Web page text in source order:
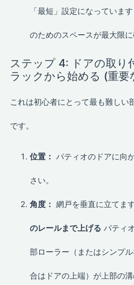
「最短」設定になっていま
のためのスペースが最大限に
ステップ 4: ドアの取り
ラックから始める (重要
これは初心者にとって最も難しい
です。
位置： パティオのドアに向
さい。
角度： 網戸を垂直に立てま
のレールまで上げる パティ
部ローラー（またはシンプ
合はドアの上端）が上部の